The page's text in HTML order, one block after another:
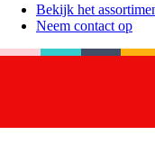
Bekijk het
Neem contact op